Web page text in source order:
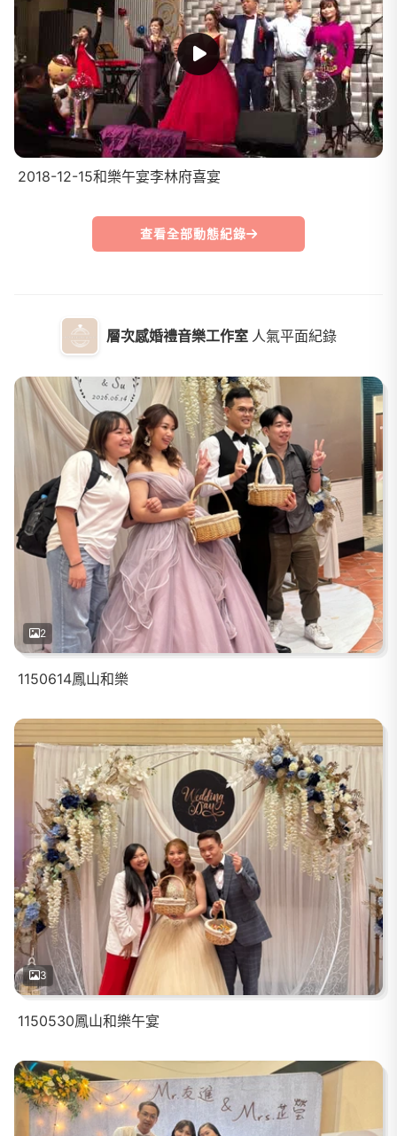
層次感婚禮音樂工作室 人氣平面紀錄
2
1150614鳳山和樂
3
1150530鳳山和樂午宴
2018-12-15和樂午宴李林府喜宴
查看全部動態紀錄